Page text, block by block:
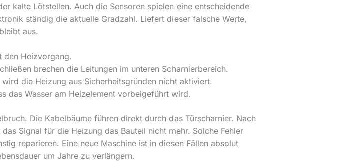
kalte Lötstellen. Auch die Sensoren spielen eine entscheidende
ständig die aktuelle Gradzahl. Liefert dieser falsche Werte,
aus.
den Heizvorgang.
brechen die Leitungen im unteren Scharnierbereich.
die Heizung aus Sicherheitsgründen nicht aktiviert.
das Wasser am Heizelement vorbeigeführt wird.
Die Kabelbäume führen direkt durch das Türscharnier. Nach
Signal für die Heizung das Bauteil nicht mehr. Solche Fehler
reparieren. Eine neue Maschine ist in diesen Fällen absolut
um Jahre zu verlängern.